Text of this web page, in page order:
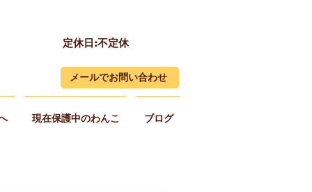
定休日:不定休
メールでお問い合わせ
現在保護中のわんこ ブログ